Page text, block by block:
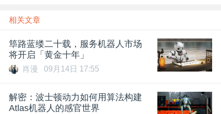
相关文章
筚路蓝缕二十载，服务机器人市场
将开启「黄金十年」
肖漫 09月14日 17:55
解密：波士顿动力如何用算法构建
Atlas机器人的感官世界